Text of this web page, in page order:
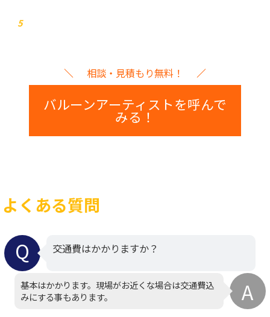
5
相談・見積もり無料！
バルーンアーティストを呼んで
みる！
よくある質問
交通費はかかりますか？
基本はかかります。現場がお近くな場合は交通費込
みにする事もあります。